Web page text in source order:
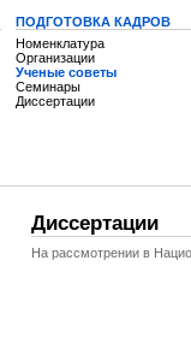
ПОДГОТОВКА КАДРОВ
Номенклатура
Организации
Ученые советы
Семинары
Диссертации
Диссертации
На рассмотрении в